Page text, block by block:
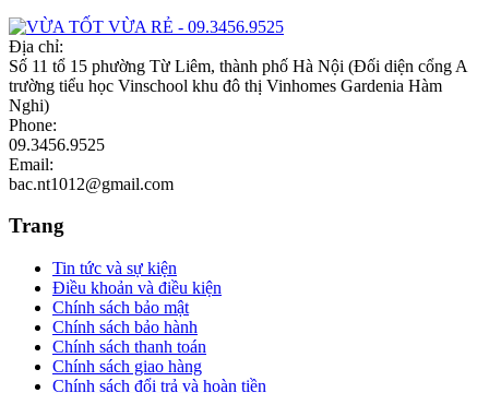
Địa chỉ:
Số 11 tổ 15 phường Từ Liêm, thành phố Hà Nội (Đối diện cổng A
trường tiểu học Vinschool khu đô thị Vinhomes Gardenia Hàm
Nghi)
Phone:
09.3456.9525
Email:
bac.nt1012@gmail.com
Trang
Tin tức và sự kiện
Điều khoản và điều kiện
Chính sách bảo mật
Chính sách bảo hành
Chính sách thanh toán
Chính sách giao hàng
Chính sách đổi trả và hoàn tiền